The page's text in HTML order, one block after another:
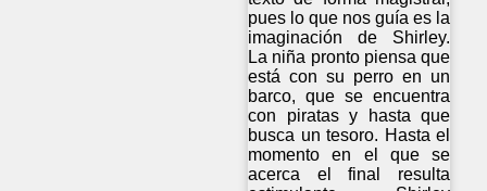
pues lo que nos guía es la
imaginación de Shirley.
La niña pronto piensa que
está con su perro en un
barco, que se encuentra
con piratas y hasta que
busca un tesoro. Hasta el
momento en el que se
acerca el final resulta